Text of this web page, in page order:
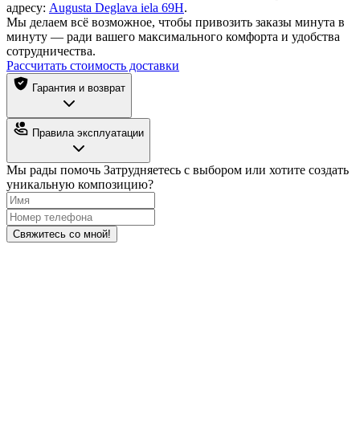
адресу: Augusta Deglava iela 69H.
Мы делаем всё возможное, чтобы привозить заказы минута в
минуту — ради вашего максимального комфорта и удобства
сотрудничества.
Рассчитать стоимость доставки
Гарантия и возврат
Правила эксплуатации
Мы рады помочь Затрудняетесь с выбором или хотите создать
уникальную композицию?
Свяжитесь со мной!